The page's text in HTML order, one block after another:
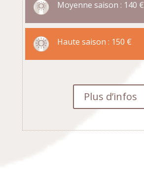
Moyenne saison : 140 €
Haute saison : 150 €
Plus d’infos